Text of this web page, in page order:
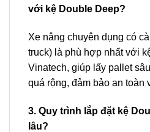
với kệ Double Deep?
Xe nâng chuyên dụng có
truck) là phù hợp nhất với
Vinatech, giúp lấy pallet
quá rộng, đảm bảo an toàn
3. Quy trình lắp đặt kệ
lâu?